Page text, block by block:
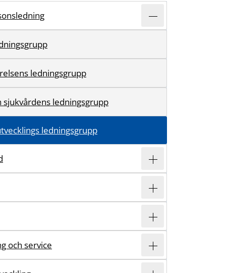
ledningsgrupp
sjukvårdens ledningsgrupp
ledningsgrupp
och service